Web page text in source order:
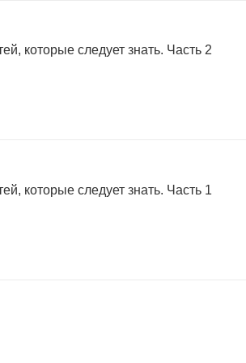
которые следует знать. Часть 2
которые следует знать. Часть 1